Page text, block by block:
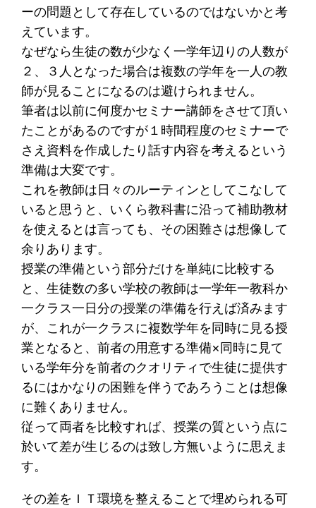
ーの問題として存在しているのではないかと考
えています。
なぜなら生徒の数が少なく一学年辺りの人数が
２、３人となった場合は複数の学年を一人の教
師が見ることになるのは避けられません。
筆者は以前に何度かセミナー講師をさせて頂い
たことがあるのですが１時間程度のセミナーで
さえ資料を作成したり話す内容を考えるという
準備は大変です。
これを教師は日々のルーティンとしてこなして
いると思うと、いくら教科書に沿って補助教材
を使えるとは言っても、その困難さは想像して
余りあります。
授業の準備という部分だけを単純に比較する
と、生徒数の多い学校の教師は一学年一教科か
一クラス一日分の授業の準備を行えば済みます
が、これが一クラスに複数学年を同時に見る授
業となると、前者の用意する準備×同時に見て
いる学年分を前者のクオリティで生徒に提供す
るにはかなりの困難を伴うであろうことは想像
に難くありません。
従って両者を比較すれば、授業の質という点に
於いて差が生じるのは致し方無いように思えま
す。
その差をＩＴ環境を整えることで埋められる可